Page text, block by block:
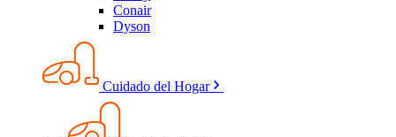
Conair
Dyson
Cuidado del Hogar